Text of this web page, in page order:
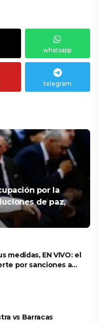
whatsapp
telegram
por la
de paz,
medidas, EN VIVO: el
por sanciones a
vs Barracas